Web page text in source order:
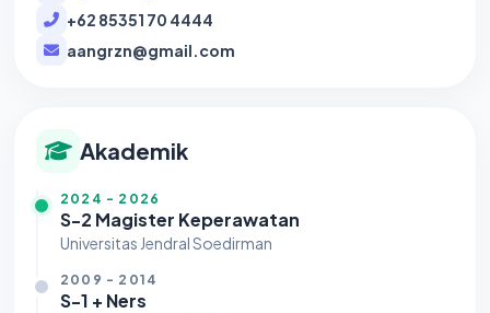
+62 85351 70 4444
aangrzn@gmail.com
Akademik
2024 - 2026
S-2 Magister Keperawatan
Universitas Jendral Soedirman
2009 - 2014
S-1 + Ners